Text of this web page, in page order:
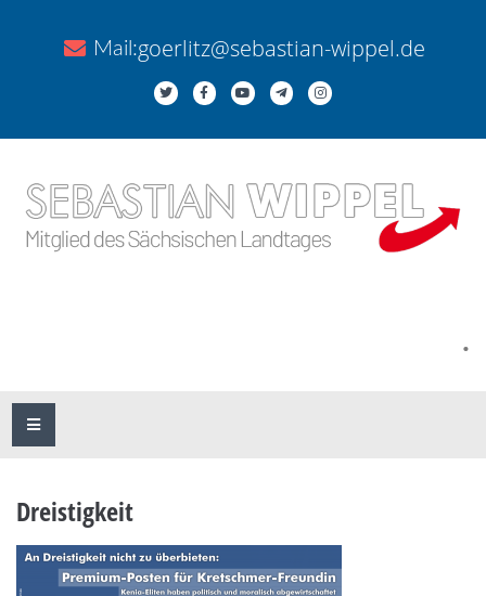
Mail:goerlitz@sebastian-wippel.de
.
Dreistigkeit